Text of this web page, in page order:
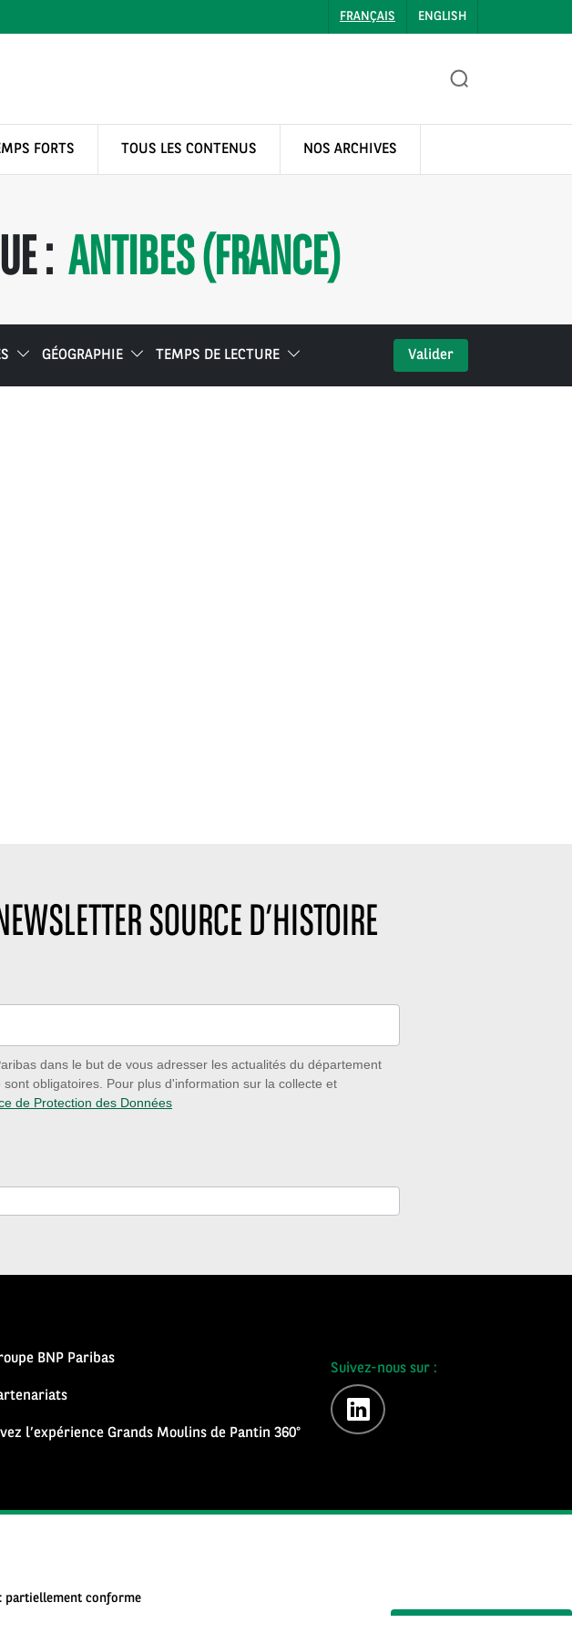
FRANÇAIS ENGLISH
FORTS TOUS LES CONTENUS NOS ARCHIVES
: ANTIBES (FRANCE)
GÉOGRAPHIE TEMPS DE LECTURE Valider
SOURCE D’HISTOIRE
dans le but de vous adresser les actualités du département
obligatoires. Pour plus d'information sur la collecte et
de Protection des Données
BNP Paribas
l’expérience Grands Moulins de Pantin 360°
Suivez-nous sur :
linkedin
partiellement conforme